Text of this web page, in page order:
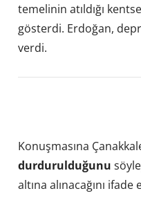
temelinin atıldığı
gösterdi. Erdoğan,
verdi.
Konuşmasına
durdurulduğunu
altına alınacağını ifade